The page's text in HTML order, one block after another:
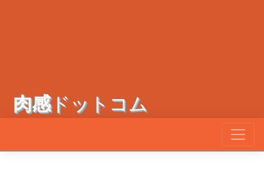
肉感ドットコム